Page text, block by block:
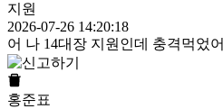
지원
2026-07-26 14:20:18
어 나 14대장 지원인데 충격먹었어
홍준표